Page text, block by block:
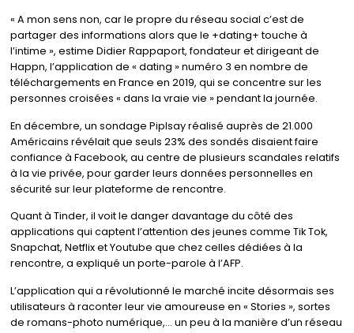
« A mon sens non, car le propre du réseau social c’est de
partager des informations alors que le +dating+ touche à
l’intime », estime Didier Rappaport, fondateur et dirigeant de
Happn, l’application de « dating » numéro 3 en nombre de
téléchargements en France en 2019, qui se concentre sur les
personnes croisées « dans la vraie vie » pendant la journée.
En décembre, un sondage Piplsay réalisé auprès de 21.000
Américains révélait que seuls 23% des sondés disaient faire
confiance à Facebook, au centre de plusieurs scandales relatifs
à la vie privée, pour garder leurs données personnelles en
sécurité sur leur plateforme de rencontre.
Quant à Tinder, il voit le danger davantage du côté des
applications qui captent l’attention des jeunes comme Tik Tok,
Snapchat, Netflix et Youtube que chez celles dédiées à la
rencontre, a expliqué un porte-parole à l’AFP.
L’application qui a révolutionné le marché incite désormais ses
utilisateurs à raconter leur vie amoureuse en « Stories », sortes
de romans-photo numérique,… un peu à la manière d’un réseau